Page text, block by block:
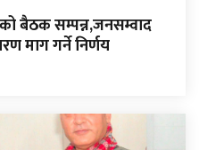
बैठक सम्पन्न,जनसम्वाद
माग गर्ने निर्णय